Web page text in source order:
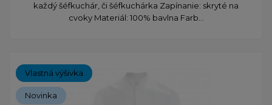
každý šéfkuchár, či šéfkuchárka Zapínanie: skryté na
cvoky Materiál: 100% bavlna Farb...
Vlastná výšivka
Novinka